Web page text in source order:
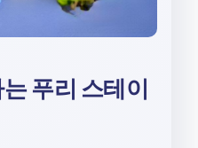
푸리 스테이